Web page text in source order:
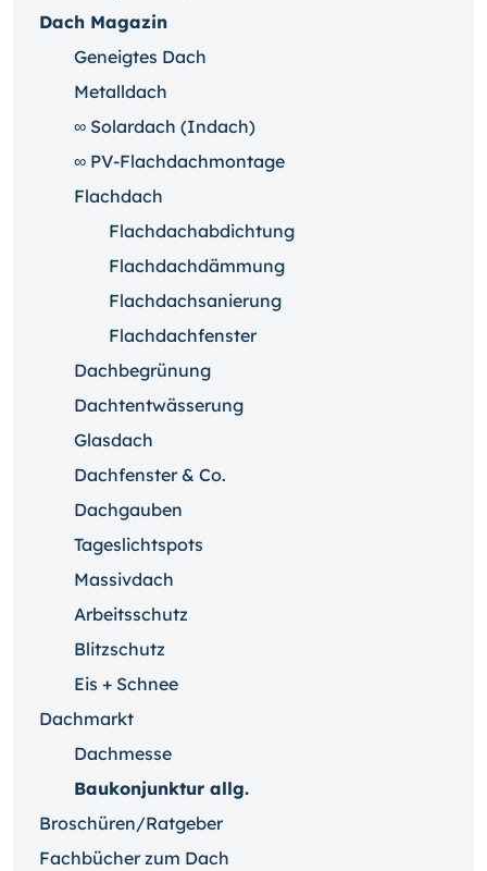
Dach Magazin
Geneigtes Dach
Metalldach
∞ Solardach (Indach)
∞ PV-Flachdachmontage
Flachdach
Flachdachabdichtung
Flachdachdämmung
Flachdachsanierung
Flachdachfenster
Dachbegrünung
Dachtentwässerung
Glasdach
Dachfenster & Co.
Dachgauben
Tageslichtspots
Massivdach
Arbeitsschutz
Blitzschutz
Eis + Schnee
Dachmarkt
Dachmesse
Baukonjunktur allg.
Broschüren/Ratgeber
Fachbücher zum Dach